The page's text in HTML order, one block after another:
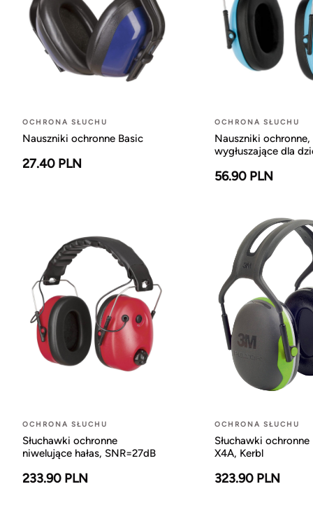
OCHRONA SŁUCHU
Nauszniki ochronne Basic
27.40 PLN
OCHRONA SŁUCHU
Nauszniki ochronne,
wygłuszające dla
56.90 PLN
OCHRONA SŁUCHU
Słuchawki ochronne
niwelujące hałas, SNR=27dB
233.90 PLN
OCHRONA SŁUCHU
Słuchawki ochronne
X4A, Kerbl
323.90 PLN